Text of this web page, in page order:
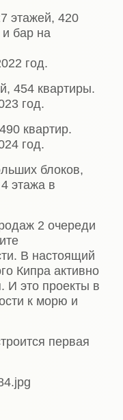
этажей, 420
и бар на
год.
454 квартиры.
год.
квартир.
год.
блоков,
этажa в
2 очереди
В настоящий
Кипра активно
И это проекты в
к морю и
первая